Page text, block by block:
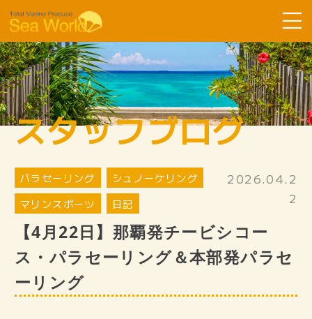
Sea Worldについて
コース紹介
ツアーの流れ
お客様の声
SDGsへ取り組み
スタッフ紹介
ギャラリー
スタッフブログ
スタッフブログ
パラセーリング
シュノーケリング
マリンスポーツ
日記
2026.04.2
2
【4月22日】那覇発チービシコー
ス・パラセーリング＆本部発パラセ
ーリング